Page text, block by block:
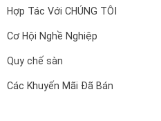
Hợp Tác Với CHÚNG TÔI
Cơ Hội Nghề Nghiệp
Quy chế sàn
Các Khuyến Mãi Đã Bán